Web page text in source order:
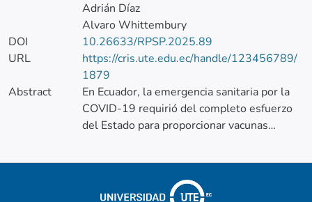
Adrián Díaz
Alvaro Whittembury
DOI
10.26633/RPSP.2025.89
URL
https://cris.ute.edu.ec/handle/123456789/
1879
Abstract
En Ecuador, la emergencia sanitaria por la
COVID-19 requirió del completo esfuerzo
del Estado para proporcionar vacunas
2022, el país alcanzó una amplia cobertura
países de las Américas con mayores logros